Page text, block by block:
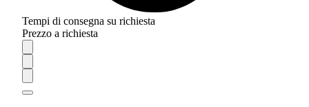
Tempi di consegna su richiesta
Prezzo a richiesta